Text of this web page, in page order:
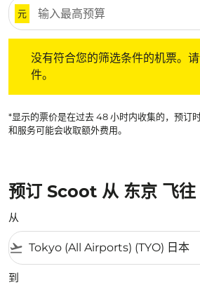
元
没有符合您的筛选条件的机票。
件。
*显示的票价是在过去 48 小时内收集的，预订
和服务可能会收取额外费用。
预订 Scoot 从 东京 飞往
从
flight_takeoff
到